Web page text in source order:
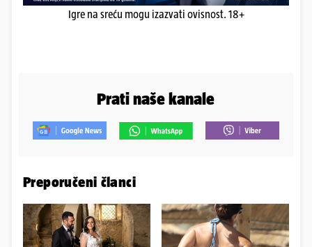
Igre na sreću mogu izazvati ovisnost. 18+
Prati naše kanale
Preporučeni članci